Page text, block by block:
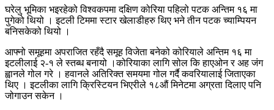
घरेलु भूमिका भइरहेको विश्वकपमा दक्षिण कोरिया पहिलो पटक अन्तिम १६ मा
पुगेको थियो । इटली टिममा स्टार खेलाडीहरु थिए भने तीन पटक च्याम्पियन
बनिसकेको थियो ।
आफ्नो समूहमा अपराजित रहँदै समूह विजेता बनेको कोरियाले अन्तिम १६ मा
इटलीलाई २-१ ले स्तब्ध बनायो ।कोरियाका लागि सोल कि हाएओन र अह जंग
ह्वानले गोल गरे । हवानले अतिरिक्त समयमा गोल गर्दै कवरियालाई जिताएका
थिए । इटलीका लागि क्रिस्टियन भिएरीले १८औं मिनेटमा अग्रता दिलाए पनि
जोगाउन सकेन ।